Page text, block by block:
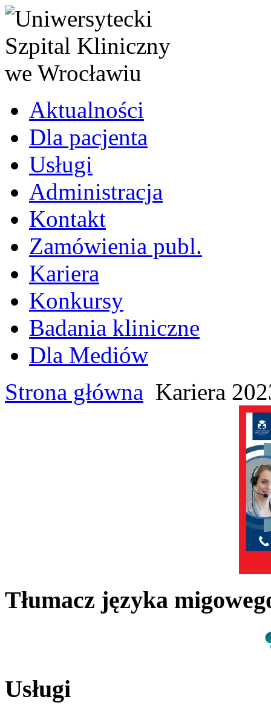
Aktualności
Dla pacjenta
Usługi
Administracja
Kontakt
Zamówienia publ.
Kariera
Konkursy
Badania kliniczne
Dla Mediów
Strona główna Kariera
Tłumacz języka
Usługi